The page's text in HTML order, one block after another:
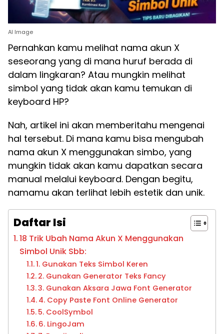
AI Image
Pernahkan kamu melihat nama akun X
seseorang yang di mana huruf berada di
dalam lingkaran? Atau mungkin melihat
simbol yang tidak akan kamu temukan di
keyboard HP?
Nah, artikel ini akan memberitahu mengenai
hal tersebut. Di mana kamu bisa mengubah
nama akun X menggunakan simbo, yang
mungkin tidak akan kamu dapatkan secara
manual melalui keyboard. Dengan begitu,
namamu akan terlihat lebih estetik dan unik.
Daftar Isi
18 Trik Ubah Nama Akun X Menggunakan
Simbol Unik Sbb:
1. Gunakan Teks Simbol Keren
2. Gunakan Generator Teks Fancy
3. Gunakan Aksara Jawa Font Generator
4. Copy Paste Font Online Generator
5. CoolSymbol
6. LingoJam